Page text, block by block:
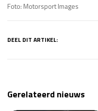
Foto: Motorsport Images
DEEL DIT ARTIKEL:
Gerelateerd nieuws